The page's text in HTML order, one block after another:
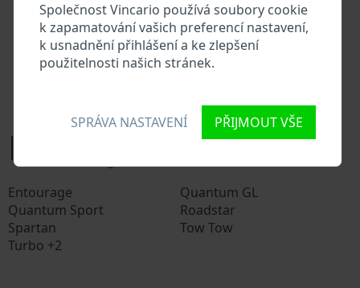
Společnost Vincario používá soubory cookie
k zapamatování vašich preferencí nastavení,
k usnadnění přihlášení a ke zlepšení
použitelnosti našich stránek.
SPRÁVA NASTAVENÍ PŘIJMOUT VŠE
Databáze prodejců Bushtec
Dodavatelé náhradních dílů a autoservisy Bushtec
Národní registr vozidel
Policejní databáze
Databáze soukromých společností
Modely Bushtec
Entourage
Quantum GL
Quantum Sport
Roadstar
Spartan
Tow Tow
Turbo +2